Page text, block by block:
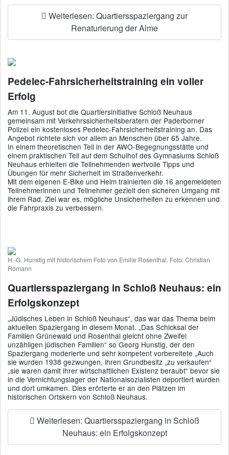
Weiterlesen: Quartiersspaziergang zur
Renaturierung der Alme
Pedelec-Fahrsicherheitstraining ein voller
Erfolg
Am 11. August bot die Quartiersinitiative Schloß Neuhaus
gemeinsam mit Verkehrssicherheitsberatern der Paderborner
Polizei ein kostenloses Pedelec-Fahrsicherheitstraining an. Das
Angebot richtete sich vor allem an Menschen über 65 Jahre.
In einem theoretischen Teil in der AWO-Begegnungsstätte und
einem praktischen Teil auf dem Schulhof des Gymnasiums Schloß
Neuhaus erhielten die Teilnehmenden wertvolle Tipps und
Übungen für mehr Sicherheit im Straßenverkehr.
Mit dem eigenen E-Bike und Helm trainierten die 16 angemeldeten
Teilnehmerinnen und Teilnehmer gezielt den sicheren Umgang mit
ihrem Rad. Ziel war es, mögliche Unsicherheiten zu erkennen und
die Fahrpraxis zu verbessern.
H.-G. Hunstig mit historischem Foto von Emilie Rosenthal. Foto: Christian
Romann
Quartiersspaziergang in Schloß Neuhaus: ein
Erfolgskonzept
„Jüdisches Leben in Schloß Neuhaus“, das war das Thema beim
aktuellen Spaziergang in diesem Monat. „Das Schicksal der
Familien Grünewald und Rosenthal gleicht ohne Zweifel
unzähligen jüdischen Familien“ so Georg Hunstig, der den
Spaziergang moderierte und sehr kompetent vorbereitete „Auch
sie wurden 1938 gezwungen, ihren Grundbesitz „zu verkaufen“
„sie waren damit ihrer wirtschaftlichen Existenz beraubt“ bevor sie
in die Vernichtungslager der Nationalsozialisten deportiert wurden
und dort umkamen. Dies erörterte er an den Plätzen im
historischen Ortskern von Schloß Neuhaus.
Weiterlesen: Quartiersspaziergang in Schloß
Neuhaus: ein Erfolgskonzept